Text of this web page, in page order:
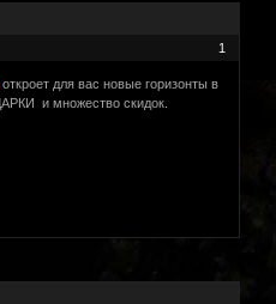
1
откроет для вас новые горизонты в
и множество скидок.